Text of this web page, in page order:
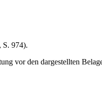
S. 974).
vor den dargestellten